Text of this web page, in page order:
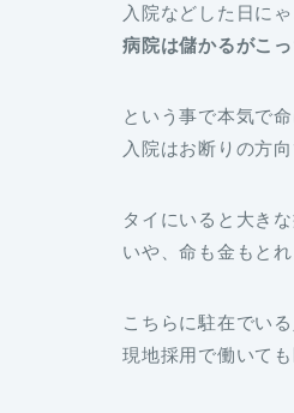
入院などした日に
病院は儲かるがこ
という事で本気で
入院はお断りの方向
タイにいると大き
いや、命も金もとれ
こちらに駐在でい
現地採用で働いて